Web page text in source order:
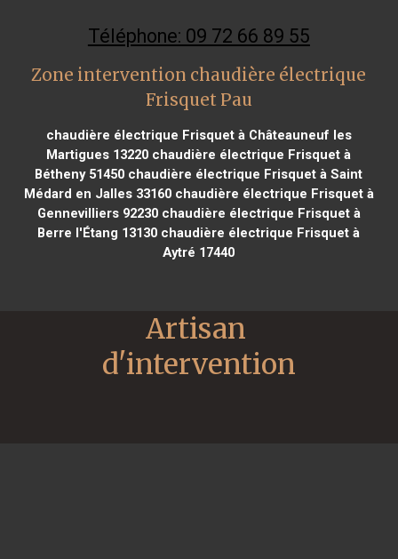
Téléphone: 09 72 66 89 55
Zone intervention chaudière électrique
Frisquet Pau
chaudière électrique Frisquet à Châteauneuf les
Martigues 13220 chaudière électrique Frisquet à
Bétheny 51450 chaudière électrique Frisquet à Saint
Médard en Jalles 33160chaudière électrique Frisquet à
Gennevilliers 92230chaudière électrique Frisquet à
Berre l'Étang 13130 chaudière électrique Frisquet à
Aytré 17440
Artisan
d'intervention